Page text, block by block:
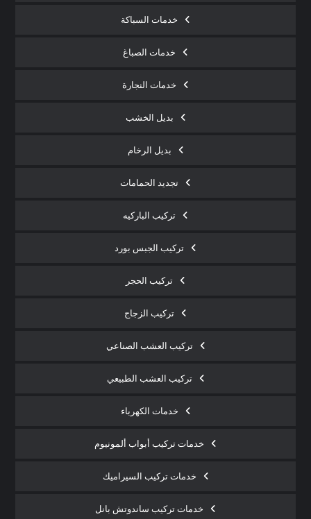
خدمات السباكة
خدمات الصباغ
خدمات النجارة
بديل الخشب
بديل الرخام
تجديد الحمامات
تركيب الباركيه
تركيب الجبس بورد
تركيب الحجر
تركيب الزجاج
تركيب العشب الصناعي
تركيب العشب الطبيعي
خدمات الكهرباء
خدمات تركيب أبواب ألمونيوم
خدمات تركيب السيراميك
خدمات تركيب ساندوتش بانل